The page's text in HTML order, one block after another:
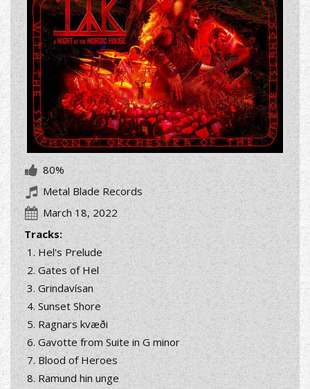
80%
Metal Blade Records
March 18, 2022
Tracks:
Hel's Prelude
Gates of Hel
Grindavísan
Sunset Shore
Ragnars kvæði
Gavotte from Suite in G minor
Blood of Heroes
Ramund hin unge